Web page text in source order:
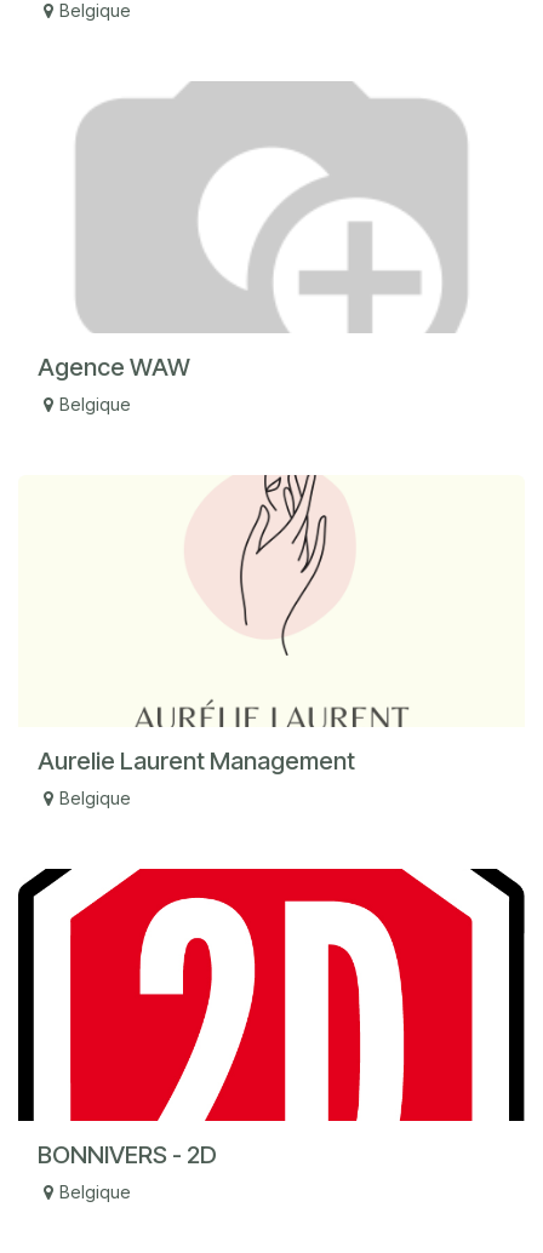
Belgique
Agence WAW
Belgique
Aurelie Laurent Management
Belgique
BONNIVERS - 2D
Belgique